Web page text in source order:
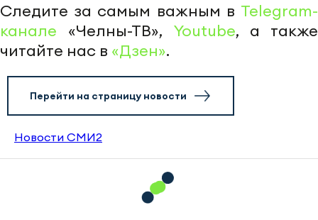
Следите за самым важным в Telegram-
канале «Челны-ТВ», Youtube, а также
читайте нас в «Дзен».
Перейти на страницу новости
Новости СМИ2